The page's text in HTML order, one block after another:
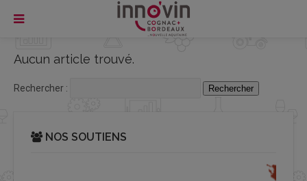
Aucun article trouvé.
Rechercher :
NOS SOUTIENS